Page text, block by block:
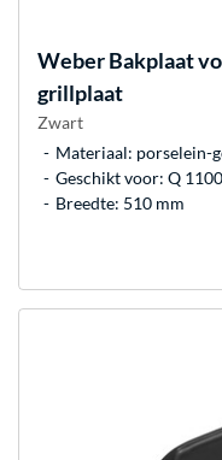
WeberBakplaat
grillplaat
Zwart
Materiaal: porselein-
Geschikt voor: Q
Breedte: 510 mm